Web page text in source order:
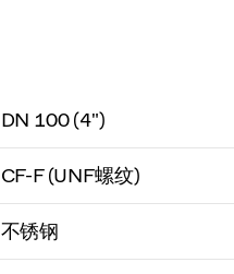
DN 100 (4")
CF-F (UNF螺纹)
不锈钢